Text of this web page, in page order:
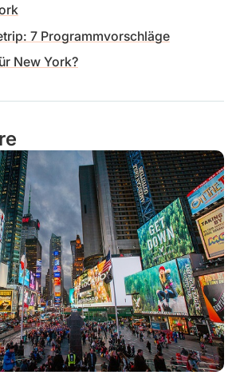
7 Programmvorschläge
New York?